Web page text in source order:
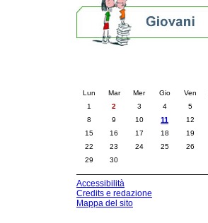
Lun Mar Mer Gio Ven
1
2 3 4 5
8
9 10 11 12
15
16 17 18 19
22
23 24 25 26
29
30
Accessibilità
Credits e redazione
Mappa del sito